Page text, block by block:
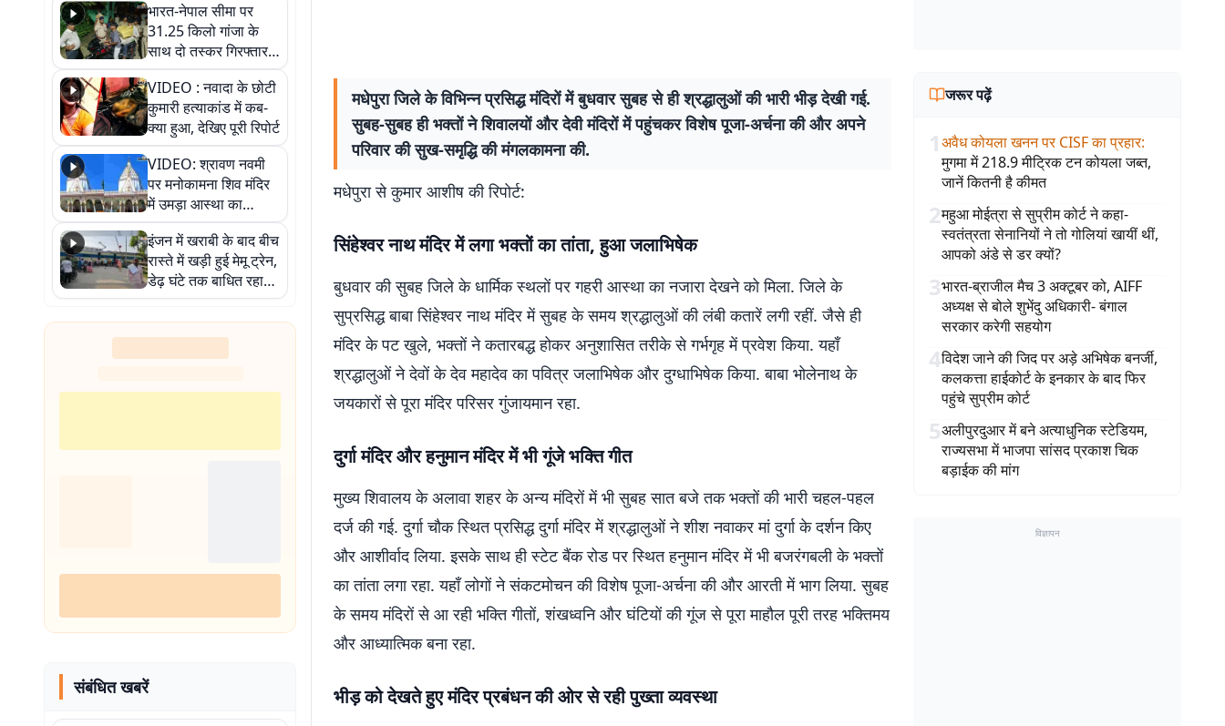
भारत-नेपाल सीमा पर
31.25 किलो गांजा के
साथ दो तस्कर गिरफ्तार,
नेपाली नंबर की बाइक
जब्त
VIDEO : नवादा के छोटी
कुमारी हत्याकांड में कब-
क्या हुआ, देखिए पूरी रिपोर्ट
VIDEO: श्रावण नवमी
पर मनोकामना शिव मंदिर
में उमड़ा आस्था का
सैलाब, हर-हर महादेव के
जयघोष से गूंजा परिसर
इंजन में खराबी के बाद बीच
रास्ते में खड़ी हुई मेमू ट्रेन,
डेढ़ घंटे तक बाधित रहा
आवागमन
संबंधित खबरें
मधेपुरा जिले के विभिन्न प्रसिद्ध मंदिरों में बुधवार सुबह से ही श्रद्धालुओं की भारी भीड़ देखी गई.
सुबह-सुबह ही भक्तों ने शिवालयों और देवी मंदिरों में पहुंचकर विशेष पूजा-अर्चना की और अपने
परिवार की सुख-समृद्धि की मंगलकामना की.
मधेपुरा से कुमार आशीष की रिपोर्ट:
सिंहेश्वर नाथ मंदिर में लगा भक्तों का तांता, हुआ जलाभिषेक
बुधवार की सुबह जिले के धार्मिक स्थलों पर गहरी आस्था का नजारा देखने को मिला. जिले के
सुप्रसिद्ध बाबा सिंहेश्वर नाथ मंदिर में सुबह के समय श्रद्धालुओं की लंबी कतारें लगी रहीं. जैसे ही
मंदिर के पट खुले, भक्तों ने कतारबद्ध होकर अनुशासित तरीके से गर्भगृह में प्रवेश किया. यहाँ
श्रद्धालुओं ने देवों के देव महादेव का पवित्र जलाभिषेक और दुग्धाभिषेक किया. बाबा भोलेनाथ के
जयकारों से पूरा मंदिर परिसर गुंजायमान रहा.
दुर्गा मंदिर और हनुमान मंदिर में भी गूंजे भक्ति गीत
मुख्य शिवालय के अलावा शहर के अन्य मंदिरों में भी सुबह सात बजे तक भक्तों की भारी चहल-पहल
दर्ज की गई. दुर्गा चौक स्थित प्रसिद्ध दुर्गा मंदिर में श्रद्धालुओं ने शीश नवाकर मां दुर्गा के दर्शन किए
और आशीर्वाद लिया. इसके साथ ही स्टेट बैंक रोड पर स्थित हनुमान मंदिर में भी बजरंगबली के भक्तों
का तांता लगा रहा. यहाँ लोगों ने संकटमोचन की विशेष पूजा-अर्चना की और आरती में भाग लिया. सुबह
के समय मंदिरों से आ रही भक्ति गीतों, शंखध्वनि और घंटियों की गूंज से पूरा माहौल पूरी तरह भक्तिमय
और आध्यात्मिक बना रहा.
भीड़ को देखते हुए मंदिर प्रबंधन की ओर से रही पुख्ता व्यवस्था
जरूर पढ़ें
1अवैध कोयला खनन पर CISF का प्रहार:
मुगमा में 218.9 मीट्रिक टन कोयला जब्त,
जानें कितनी है कीमत
2महुआ मोईत्रा से सुप्रीम कोर्ट ने कहा-
स्वतंत्रता सेनानियों ने तो गोलियां खायीं थीं,
आपको अंडे से डर क्यों?
3भारत-ब्राजील मैच 3 अक्टूबर को, AIFF
अध्यक्ष से बोले शुभेंदु अधिकारी- बंगाल
सरकार करेगी सहयोग
4विदेश जाने की जिद पर अड़े अभिषेक बनर्जी,
कलकत्ता हाईकोर्ट के इनकार के बाद फिर
पहुंचे सुप्रीम कोर्ट
5अलीपुरदुआर में बने अत्याधुनिक स्टेडियम,
राज्यसभा में भाजपा सांसद प्रकाश चिक
बड़ाईक की मांग
विज्ञापन